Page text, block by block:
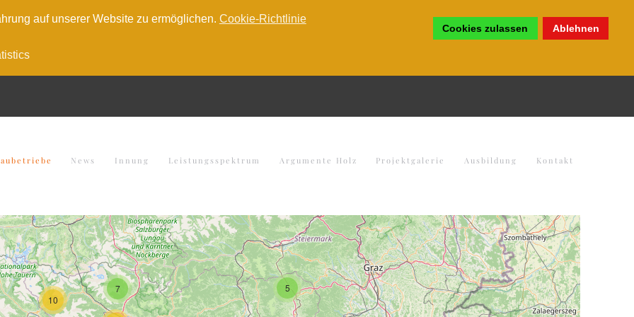
auf unserer Website zu ermöglichen. Cookie-Richtlinie
Cookies zulassen Ablehnen
News Innung Leistungsspektrum Argumente Holz Projektgalerie Ausbildung Kontakt
10
5
7